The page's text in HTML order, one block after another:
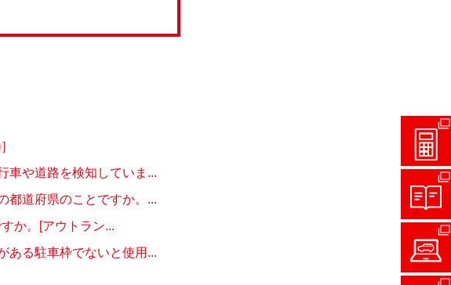
車や道路を検知していま...
都道府県のことですか。...
か。[アウトラン...
る駐車枠でないと使用...